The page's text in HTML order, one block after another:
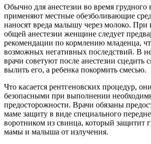
Обычно для анестезии во время грудного
применяют местные обезболивающие
наносят вреда малышу через молоко. При
общей анестезии женщине следует
рекомендации по кормлению младенца,
возможных негативных последствий. В
врачи советуют после анестезии сцедить
вылить его, а ребенка покормить смесью.
Что касается рентгеновских процедур,
безопасными при выполнении
предосторожности. Врачи обязаны
маме защиту в виде специального
воротником из свинца, который защитит
мамы и малыша от излучения.